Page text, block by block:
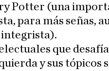
Potter (una
para más señas,
integrista).
que
y sus tópicos